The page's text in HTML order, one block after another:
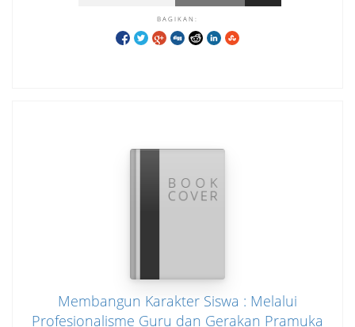
BAGIKAN:
Membangun Karakter Siswa : Melalui
Profesionalisme Guru dan Gerakan Pramuka